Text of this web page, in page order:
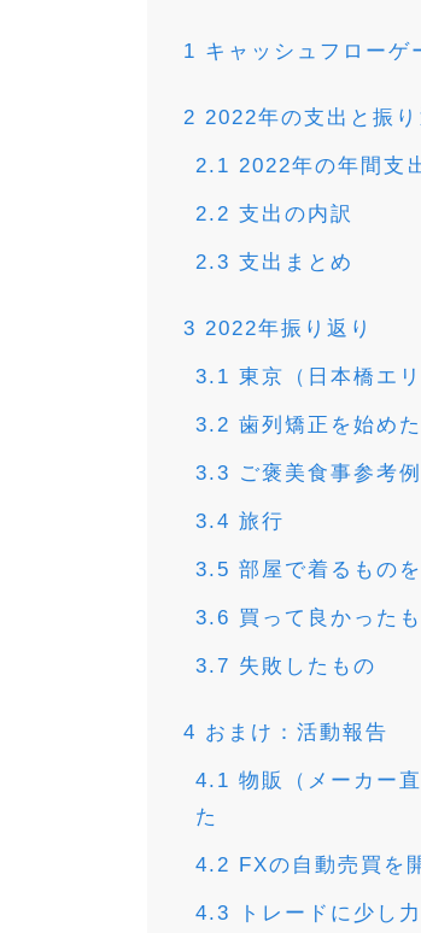
1 キャッシュフローゲ
2 2022年の支出と振り
2.1 2022年の年間支
2.2 支出の内訳
2.3 支出まとめ
3 2022年振り返り
3.1 東京（日本橋エ
3.2 歯列矯正を始めた
3.3 ご褒美食事参考例
3.4 旅行
3.5 部屋で着るもの
3.6 買って良かった
3.7 失敗したもの
4 おまけ：活動報告
4.1 物販（メーカー
た
4.2 FXの自動売買を
4.3 トレードに少し